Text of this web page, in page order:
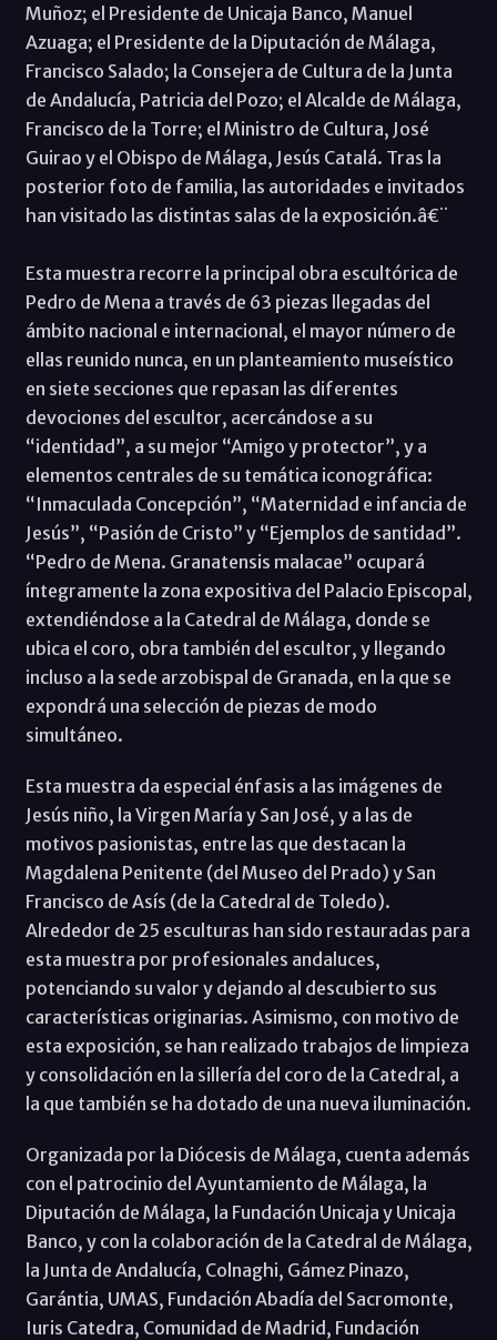
Muñoz; el Presidente de Unicaja Banco, Manuel
Azuaga; el Presidente de la Diputación de Málaga,
Francisco Salado; la Consejera de Cultura de la Junta
de Andalucía, Patricia del Pozo; el Alcalde de Málaga,
Francisco de la Torre; el Ministro de Cultura, José
Guirao y el Obispo de Málaga, Jesús Catalá. Tras la
posterior foto de familia, las autoridades e invitados
han visitado las distintas salas de la exposición.â€¨
Esta muestra recorre la principal obra escultórica de
Pedro de Mena a través de 63 piezas llegadas del
ámbito nacional e internacional, el mayor número de
ellas reunido nunca, en un planteamiento museístico
en siete secciones que repasan las diferentes
devociones del escultor, acercándose a su
“identidad”, a su mejor “Amigo y protector”, y a
elementos centrales de su temática iconográfica:
“Inmaculada Concepción”, “Maternidad e infancia de
Jesús”, “Pasión de Cristo” y “Ejemplos de santidad”.
“Pedro de Mena. Granatensis malacae” ocupará
íntegramente la zona expositiva del Palacio Episcopal,
extendiéndose a la Catedral de Málaga, donde se
ubica el coro, obra también del escultor, y llegando
incluso a la sede arzobispal de Granada, en la que se
expondrá una selección de piezas de modo
simultáneo.
Esta muestra da especial énfasis a las imágenes de
Jesús niño, la Virgen María y San José, y a las de
motivos pasionistas, entre las que destacan la
Magdalena Penitente (del Museo del Prado) y San
Francisco de Asís (de la Catedral de Toledo).
Alrededor de 25 esculturas han sido restauradas para
esta muestra por profesionales andaluces,
potenciando su valor y dejando al descubierto sus
características originarias. Asimismo, con motivo de
esta exposición, se han realizado trabajos de limpieza
y consolidación en la sillería del coro de la Catedral, a
la que también se ha dotado de una nueva iluminación.
Organizada por la Diócesis de Málaga, cuenta además
con el patrocinio del Ayuntamiento de Málaga, la
Diputación de Málaga, la Fundación Unicaja y Unicaja
Banco, y con la colaboración de la Catedral de Málaga,
la Junta de Andalucía, Colnaghi, Gámez Pinazo,
Garántia, UMAS, Fundación Abadía del Sacromonte,
Iuris Catedra, Comunidad de Madrid, Fundación